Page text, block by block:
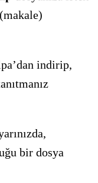
indirip,
bir dosya